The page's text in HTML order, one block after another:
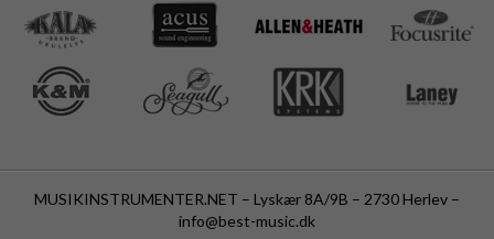
MUSIKINSTRUMENTER.NET – Lyskær 8A/9B – 2730 Herlev –
info@best-music.dk